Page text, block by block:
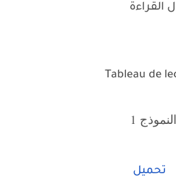
Tableau de
النموذج 1
تحميل